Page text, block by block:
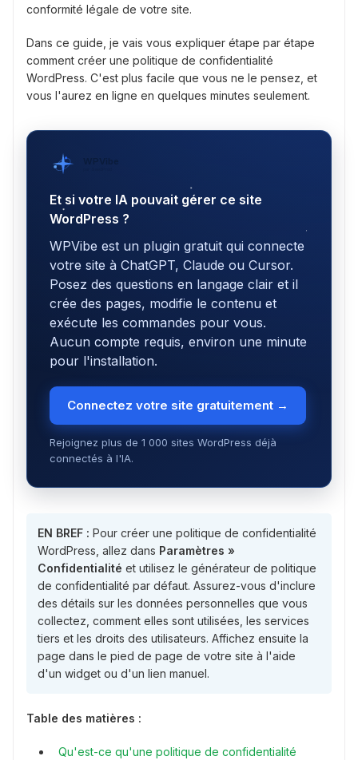
conformité légale de votre site.
Dans ce guide, je vais vous expliquer étape par étape
comment créer une politique de confidentialité
WordPress. C'est plus facile que vous ne le pensez, et
vous l'aurez en ligne en quelques minutes seulement.
WPVibe
Et si votre IA pouvait gérer ce site
WordPress ?
WPVibe est un plugin gratuit qui connecte
votre site à ChatGPT, Claude ou Cursor.
Posez des questions en langage clair et il
crée des pages, modifie le contenu et
exécute les commandes pour vous.
Aucun compte requis, environ une minute
pour l'installation.
Connectez votre site gratuitement →
Rejoignez plus de 1 000 sites WordPress déjà
connectés à l'IA.
EN BREF : Pour créer une politique de confidentialité
WordPress, allez dans Paramètres »
Confidentialité et utilisez le générateur de politique
de confidentialité par défaut. Assurez-vous d'inclure
des détails sur les données personnelles que vous
collectez, comment elles sont utilisées, les services
tiers et les droits des utilisateurs. Affichez ensuite la
page dans le pied de page de votre site à l'aide
d'un widget ou d'un lien manuel.
Table des matières :
Qu'est-ce qu'une politique de confidentialité